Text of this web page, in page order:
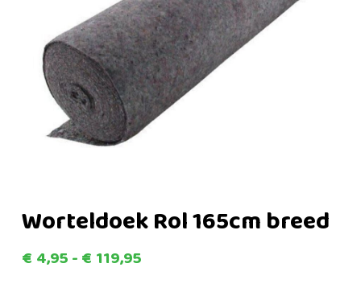
Worteldoek Rol 165cm breed
€ 4,95-€ 119,95Prijsklasse: